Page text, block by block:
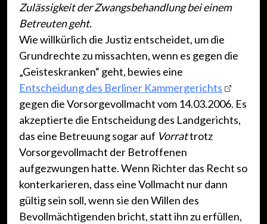
Zulässigkeit der Zwangsbehandlung bei einem
Betreuten geht.
Wie willkürlich die Justiz entscheidet, um die
Grundrechte zu missachten, wenn es gegen die
„Geisteskranken“ geht, bewies eine
Entscheidung des Berliner Kammergerichts
gegen die Vorsorgevollmacht vom 14.03.2006. Es
akzeptierte die Entscheidung des Landgerichts,
das eine Betreuung sogar auf Vorrattrotz
Vorsorgevollmacht der Betroffenen
aufgezwungen hatte. Wenn Richter das Recht so
konterkarieren, dass eine Vollmacht nur dann
gültig sein soll, wenn sie den Willen des
Bevollmächtigenden bricht, statt ihn zu erfüllen,